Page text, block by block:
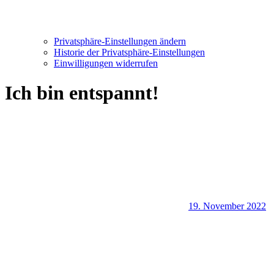
Privatsphäre-Einstellungen ändern
Historie der Privatsphäre-Einstellungen
Einwilligungen widerrufen
Ich bin entspannt!
19. November 2022